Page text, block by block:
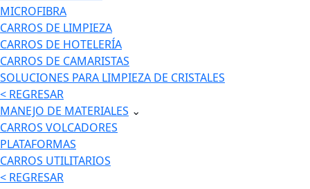
MICROFIBRA
CARROS DE LIMPIEZA
CARROS DE HOTELERÍA
CARROS DE CAMARISTAS
SOLUCIONES PARA LIMPIEZA DE CRISTALES
< REGRESAR
MANEJO DE MATERIALES ⌄
CARROS VOLCADORES
PLATAFORMAS
CARROS UTILITARIOS
< REGRESAR